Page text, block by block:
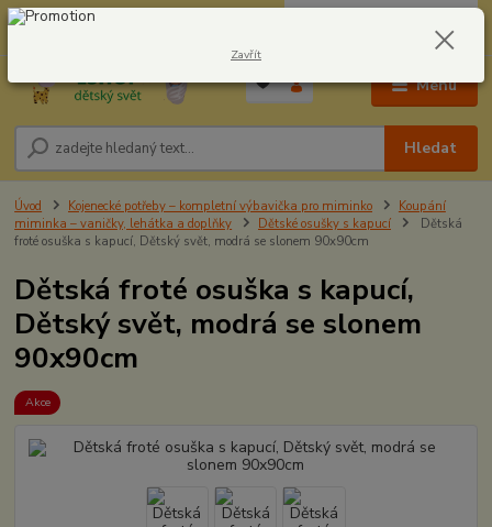
Menu
Hledat
604278943 0,00 Kč
Úvod Kojenecké potřeby – kompletní výbavička pro miminko
Koupání
miminka – vaničky, lehátka a doplňky
Dětské osušky s kapucí
Dětská
froté osuška s kapucí, Dětský svět, modrá se slonem 90x90cm
Dětská froté osuška s kapucí,
Dětský svět, modrá se slonem
90x90cm
Akce
Zavřít